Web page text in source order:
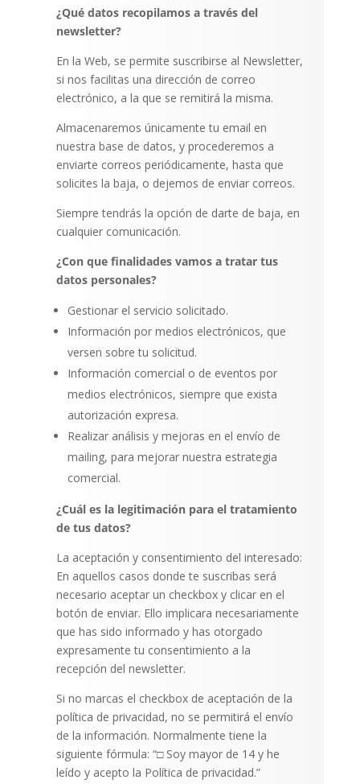
¿Qué datos recopilamos a través del
newsletter?
En la Web, se permite suscribirse al Newsletter,
si nos facilitas una dirección de correo
electrónico, a la que se remitirá la misma.
Almacenaremos únicamente tu email en
nuestra base de datos, y procederemos a
enviarte correos periódicamente, hasta que
solicites la baja, o dejemos de enviar correos.
Siempre tendrás la opción de darte de baja, en
cualquier comunicación.
¿Con que finalidades vamos a tratar tus
datos personales?
Gestionar el servicio solicitado.
Información por medios electrónicos, que
versen sobre tu solicitud.
Información comercial o de eventos por
medios electrónicos, siempre que exista
autorización expresa.
Realizar análisis y mejoras en el envío de
mailing, para mejorar nuestra estrategia
comercial.
¿Cuál es la legitimación para el tratamiento
de tus datos?
La aceptación y consentimiento del interesado:
En aquellos casos donde te suscribas será
necesario aceptar un checkbox y clicar en el
botón de enviar. Ello implicara necesariamente
que has sido informado y has otorgado
expresamente tu consentimiento a la
recepción del newsletter.
Si no marcas el checkbox de aceptación de la
política de privacidad, no se permitirá el envío
de la información. Normalmente tiene la
siguiente fórmula: “□ Soy mayor de 14 y he
leído y acepto la Política de privacidad.”